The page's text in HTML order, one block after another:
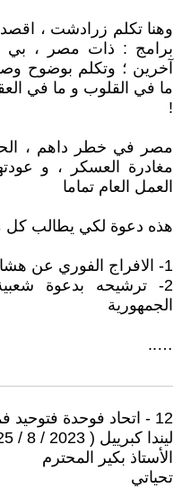
وهنا تكلم زرادشت ،
برامج : ذات مصر ،
آخرين ؛ وتكلم بوضوح
ما في القلوب و ما في
!
مصر في خطر داهم ،
مغادرة العسكر ، و
العمل العام تماما
هذه دعوة لكي يطالب
1- الافراج الفوري عن هشام قاسم
2- ترشيحه بدعوة شعبية
الجمهورية
…..
12 - اتحاد فوحدة فتوحيد فمُتوحد متّحِد في واحد وحيد
ليندا كبرييل ( 2023 / 8 / 25 - 17:29 )
الأستاذ بكير المحترم
تحياتي